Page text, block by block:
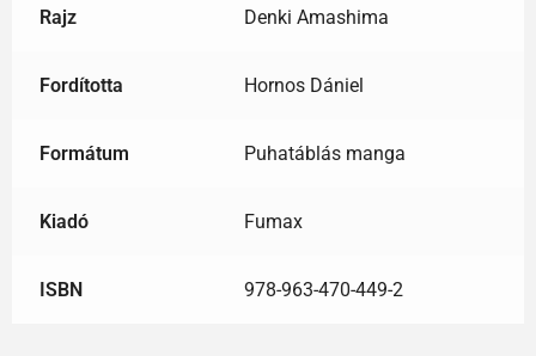
Rajz Denki Amashima
Fordította Hornos Dániel
Formátum Puhatáblás manga
Kiadó Fumax
ISBN 978-963-470-449-2